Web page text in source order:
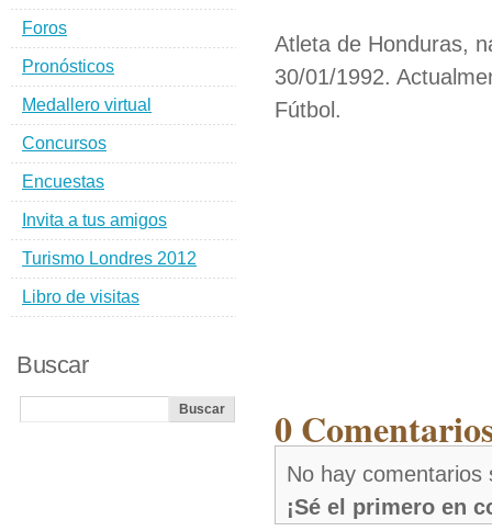
Atleta de Honduras,
30/01/1992.
Fútbol.
0
No hay comentarios
¡Sé el primero en
Foros
Pronósticos
Medallero virtual
Concursos
Encuestas
Invita a tus amigos
Turismo Londres 2012
Libro de visitas
Buscar